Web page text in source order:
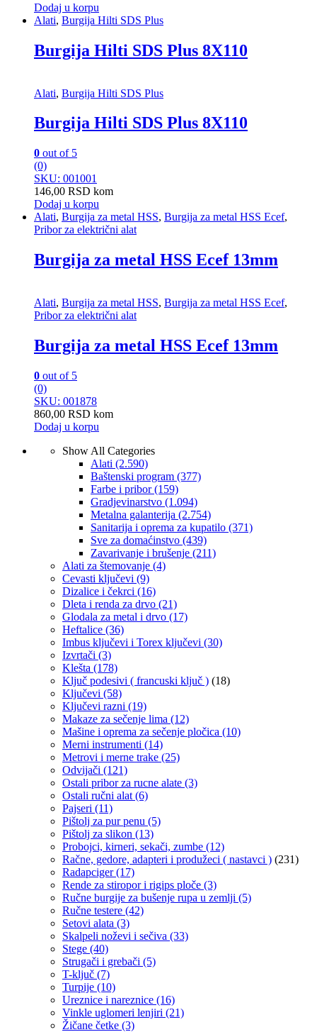
Dodaj u korpu
Alati, Burgija Hilti SDS Plus
Burgija Hilti SDS Plus 8X110
Alati, Burgija Hilti SDS Plus
Burgija Hilti SDS Plus 8X110
0 out of 5
(0)
SKU: 001001
146,00 RSD kom
Dodaj u korpu
Alati, Burgija za metal HSS, Burgija za metal HSS Ecef,
Pribor za električni alat
Burgija za metal HSS Ecef 13mm
Alati, Burgija za metal HSS, Burgija za metal HSS Ecef,
Pribor za električni alat
Burgija za metal HSS Ecef 13mm
0 out of 5
(0)
SKU: 001878
860,00 RSD kom
Dodaj u korpu
Show All Categories
Alati (2.590)
Baštenski program (377)
Farbe i pribor(159)
Gradjevinarstvo (1.094)
Metalna galanterija (2.754)
Sanitarija i oprema za kupatilo (371)
Sve za domaćinstvo (439)
Zavarivanje i brušenje (211)
Alati za štemovanje (4)
Cevasti ključevi (9)
Dizalice i čekrci (16)
Dleta i renda za drvo (21)
Glodala za metal i drvo (17)
Heftalice (36)
Imbus ključevi i Torex ključevi (30)
Izvrtači (3)
Klešta (178)
Ključ podesivi ( francuski ključ ) (18)
Ključevi (58)
Ključevi razni (19)
Makaze za sečenje lima (12)
Mašine i oprema za sečenje pločica (10)
Merni instrumenti (14)
Metrovi i merne trake (25)
Odvijači (121)
Ostali pribor za rucne alate (3)
Ostali ručni alat (6)
Pajseri (11)
Pištolj za pur penu (5)
Pištolj za slikon (13)
Probojci, kirneri, sekači, zumbe (12)
Račne, gedore, adapteri i produžeci ( nastavci ) (231)
Radapciger(17)
Rende za stiropor i rigips ploče (3)
Ručne burgije za bušenje rupa u zemlji (5)
Ručne testere (42)
Setovi alata (3)
Skalpeli noževi i sečiva (33)
Stege (40)
Strugači i grebači (5)
T-ključ (7)
Turpije (10)
Ureznice i nareznice (16)
Vinkle uglomeri lenjiri (21)
Žičane četke (3)